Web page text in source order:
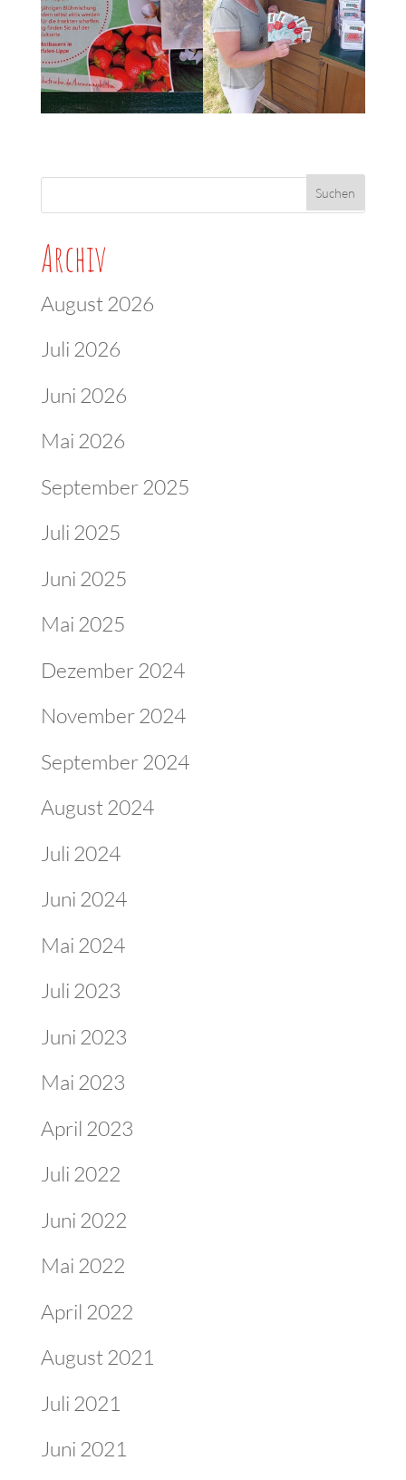
Archiv
August 2026
Juli 2026
Juni 2026
Mai 2026
September 2025
Juli 2025
Juni 2025
Mai 2025
Dezember 2024
November 2024
September 2024
August 2024
Juli 2024
Juni 2024
Mai 2024
Juli 2023
Juni 2023
Mai 2023
April 2023
Juli 2022
Juni 2022
Mai 2022
April 2022
August 2021
Juli 2021
Juni 2021